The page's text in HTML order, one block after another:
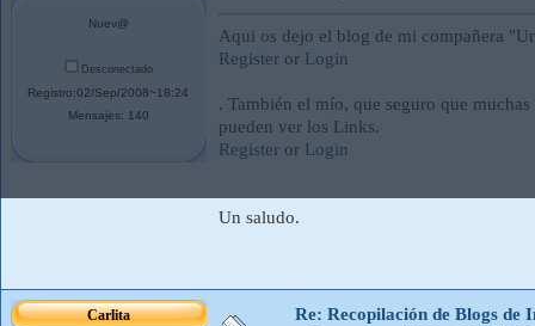
Nuev@
Desconectado
Registro:02/Sep/2008~18:24
Mensajes: 140
Aqui os dejo el blog de mi compañera
Register or Login
. También el mío, que seguro que
pueden ver los Links.
Register or Login
Un saludo.
Carlita Re: Recopilación de Blogs de